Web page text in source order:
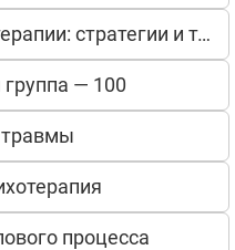
Сновидения в гештальт-терапии: стратегии и техники
— 100
процесса